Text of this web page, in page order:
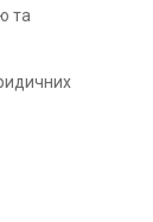
та